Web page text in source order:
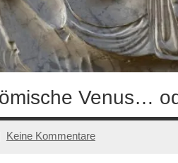
Venus…
Keine Kommentare